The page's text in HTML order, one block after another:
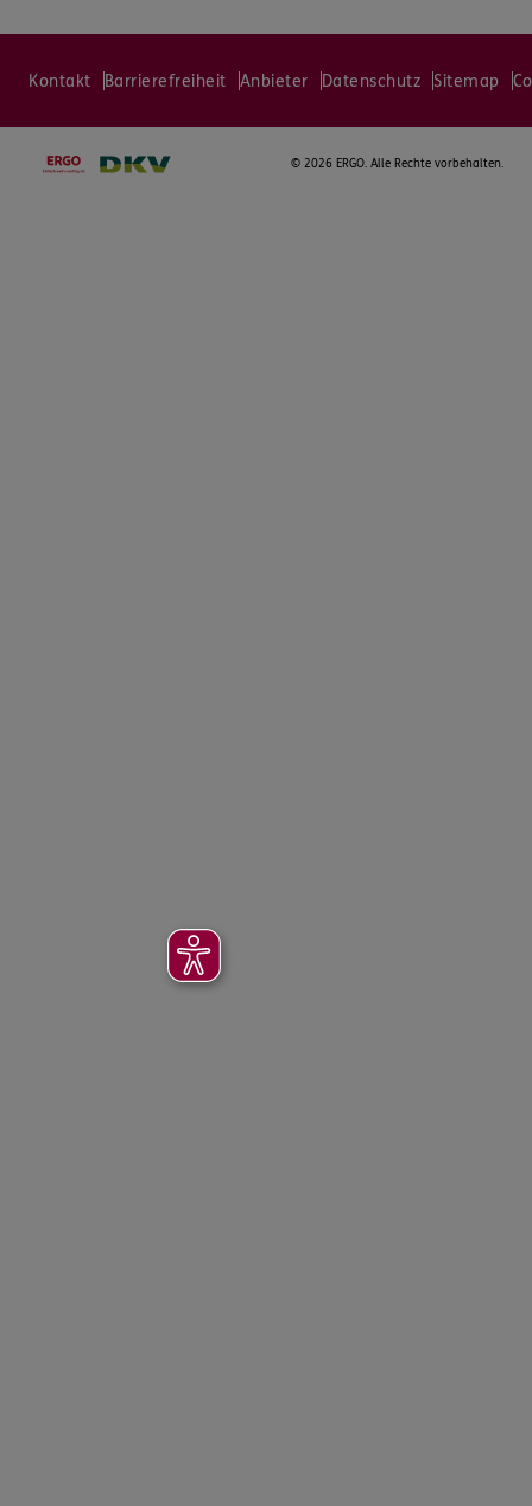
Kontakt Barrierefreiheit Anbieter Datenschutz Sitemap
© 2026 ERGO. Alle Rechte vorbehalten.